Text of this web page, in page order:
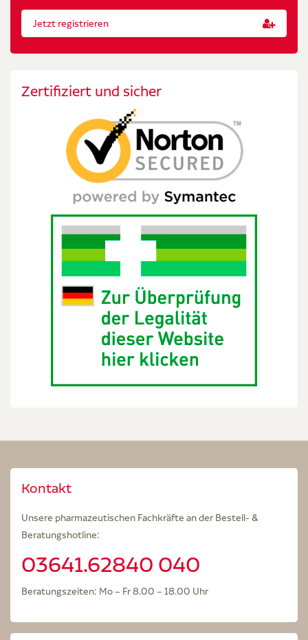
Jetzt registrieren
Zertifiziert und sicher
Kontakt
Unsere pharmazeutischen Fachkräfte an der Bestell- &
Beratungshotline:
03641.62840 040
Beratungszeiten: Mo – Fr 8.00 – 18.00 Uhr